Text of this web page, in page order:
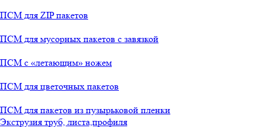
ПСМ для ZIP пакетов
ПСМ для мусорных пакетов с завязкой
ПСМ с «летающим» ножем
ПСМ для цветочных пакетов
ПСМ для пакетов из пузырьковой пленки
Экструзия труб, листа,профиля